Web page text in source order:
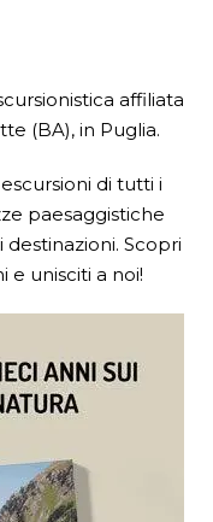
affiliata
(BA), in Puglia.
di tutti i
paesaggistiche
Scopri
e unisciti a noi!